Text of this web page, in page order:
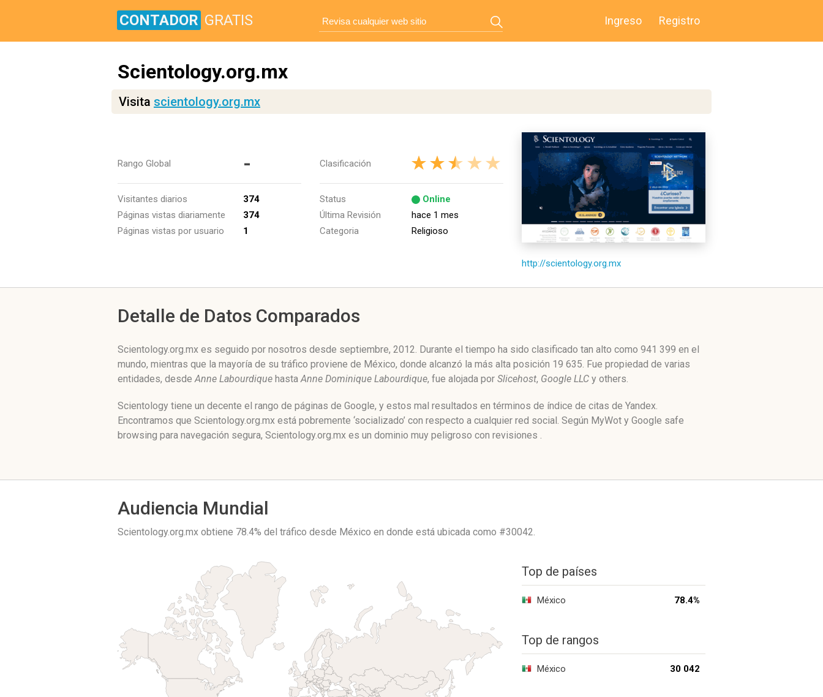
CONTADOR GRATIS Ingreso Registro
Scientology.org.mx
Visita scientology.org.mx
Rango Global -
Visitantes diarios
374
Páginas vistas diariamente
374
Páginas vistas por usuario
1
Clasificación
Status
Online
Última Revisión
hace 1 mes
Categoria
Religioso
http://scientology.org.mx
Detalle de Datos Comparados
Scientology.org.mx es seguido por nosotros desde septiembre, 2012. Durante el tiempo ha sido clasificado tan alto como 941 399 en el
mundo, mientras que la mayoría de su tráfico proviene de México, donde alcanzó la más alta posición 19 635. Fue propiedad de varias
entidades, desdeAnne Labourdique hastaAnne Dominique Labourdique, fue alojada por Slicehost, Google LLC y others.
Scientology tiene un decente el rango de páginas de Google, y estos mal resultados en términos de índice de citas de Yandex.
Encontramos que Scientology.org.mx está pobremente ‘socializado’ con respecto a cualquier red social. Según MyWot y Google safe
browsing para navegación segura, Scientology.org.mx es un dominio muy peligroso con revisiones .
Audiencia Mundial
Scientology.org.mx obtiene 78.4% del tráfico desde México en donde está ubicada como #30042.
Top de países
México 78.4%
Top de rangos
México 30 042